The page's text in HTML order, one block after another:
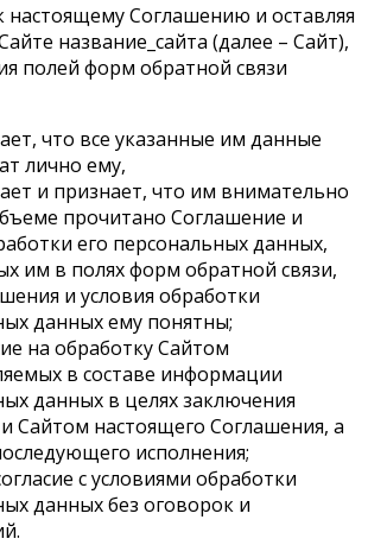
настоящему Соглашению и оставляя
название_сайта (далее – Сайт),
полей форм обратной связи
что все указанные им данные
лично ему,
и признает, что им внимательно
прочитано Соглашение и
его персональных данных,
им в полях форм обратной связи,
и условия обработки
данных ему понятны;
на обработку Сайтом
в составе информации
данных в целях заключения
Сайтом настоящего Соглашения, а
исполнения;
с условиями обработки
данных без оговорок и